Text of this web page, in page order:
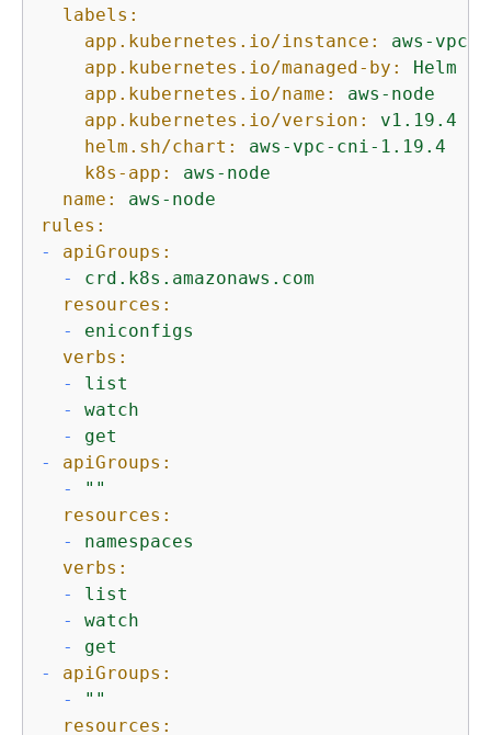
labels:
app.kubernetes.io/instance:
aws-vpc-
app.kubernetes.io/managed-by:
Helm
app.kubernetes.io/name:
aws-node
app.kubernetes.io/version:
v1.19.4
helm.sh/chart:
aws-vpc-cni-1.19.4
k8s-app:
aws-node
name:
aws-node
rules:
-
apiGroups:
-
crd.k8s.amazonaws.com
resources:
-
eniconfigs
verbs:
-
list
-
watch
-
get
-
apiGroups:
-
""
resources:
-
namespaces
verbs:
-
list
-
watch
-
get
-
apiGroups:
-
""
resources: